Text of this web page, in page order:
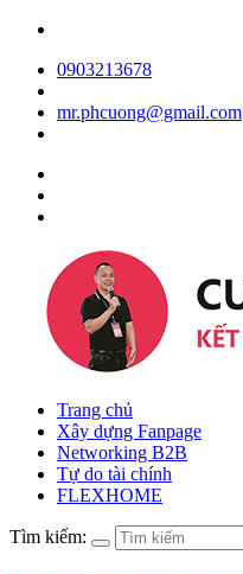
0903213678
mr.phcuong@gmail.com
Trang chủ
Xây dựng Fanpage
Networking B2B
Tự do tài chính
FLEXHOME
Tìm kiếm: